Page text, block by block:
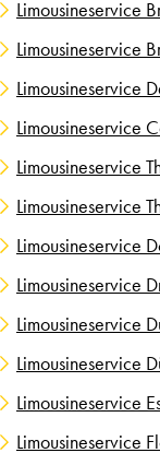
Limousineservice
Limousineservice
Limousineservice
Limousineservice
Limousineservice
Limousineservice
Limousineservice
Limousineservice
Limousineservice
Limousineservice
Limousineservice
Limousineservice